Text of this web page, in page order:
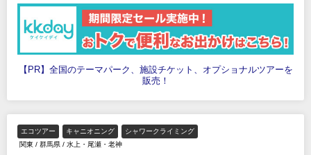
【PR】全国のテーマパーク、施設チケット、オプショナルツアーを
販売！
エコツアー キャニオニング
シャワークライミング
関東 / 群馬県 / 水上・尾瀬・老神